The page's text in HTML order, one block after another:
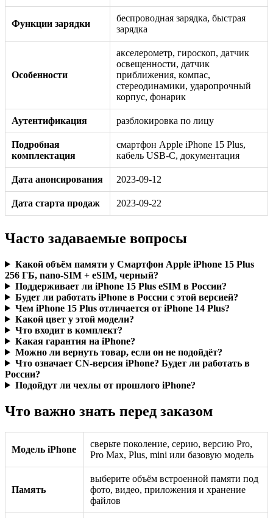
Функции зарядки
беспроводная зарядка, быстрая
зарядка
Особенности
акселерометр, гироскоп, датчик
освещенности, датчик
приближения, компас,
стереодинамики, ударопрочный
корпус, фонарик
Аутентификация разблокировка по лицу
Подробная
комплектация
смартфон Apple iPhone 15 Plus,
кабель USB-C, документация
Дата анонсирования 2023-09-12
Дата старта продаж 2023-09-22
Часто задаваемые вопросы
Какой объём памяти у Смартфон Apple iPhone 15 Plus
256 ГБ, nano-SIM + eSIM, черный?
Поддерживает ли iPhone 15 Plus eSIM в России?
Будет ли работать iPhone в России с этой версией?
Чем iPhone 15 Plus отличается от iPhone 14 Plus?
Какой цвет у этой модели?
Что входит в комплект?
Какая гарантия на iPhone?
Можно ли вернуть товар, если он не подойдёт?
Что означает CN-версия iPhone? Будет ли работать в
России?
Подойдут ли чехлы от прошлого iPhone?
Что важно знать перед заказом
Модель iPhone
сверьте поколение, серию, версию Pro,
Pro Max, Plus, mini или базовую модель
Память
выберите объём встроенной памяти под
фото, видео, приложения и хранение
файлов